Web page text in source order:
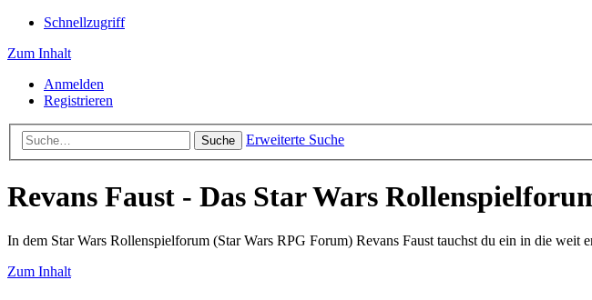
Schnellzugriff
Zum Inhalt
Anmelden
Registrieren
Suche Erweiterte Suche
Revans Faust - Das Star Wars
In dem Star Wars Rollenspielforum (Star Wars RPG Forum) Revans Faust tauchst du ein in die weit
Zum Inhalt